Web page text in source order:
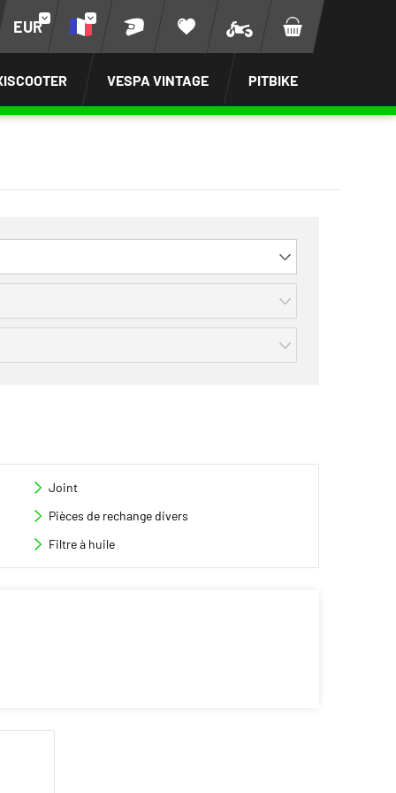
EUR
VESPA VINTAGE PITBIKE
Joint
Pièces de rechange divers
Filtre à huile